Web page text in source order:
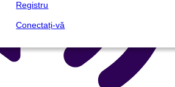
Registru
Conectați-vă